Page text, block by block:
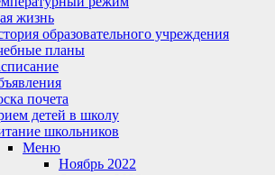
жизнь
образовательного учреждения
планы
почета
детей в школу
школьников
Меню
Ноябрь 2022